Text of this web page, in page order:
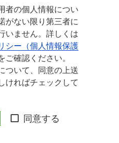
者の個人情報につい
がない限り第三者に
いません。詳しくは
シー（個人情報保護
ご確認ください。
ついて、同意の上送
ければチェックして
同意する